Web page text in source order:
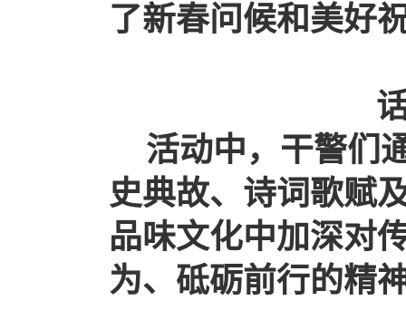
了新春问候和美好
活动中，干警们
史典故、诗词歌赋
品味文化中加深对
为、砥砺前行的精